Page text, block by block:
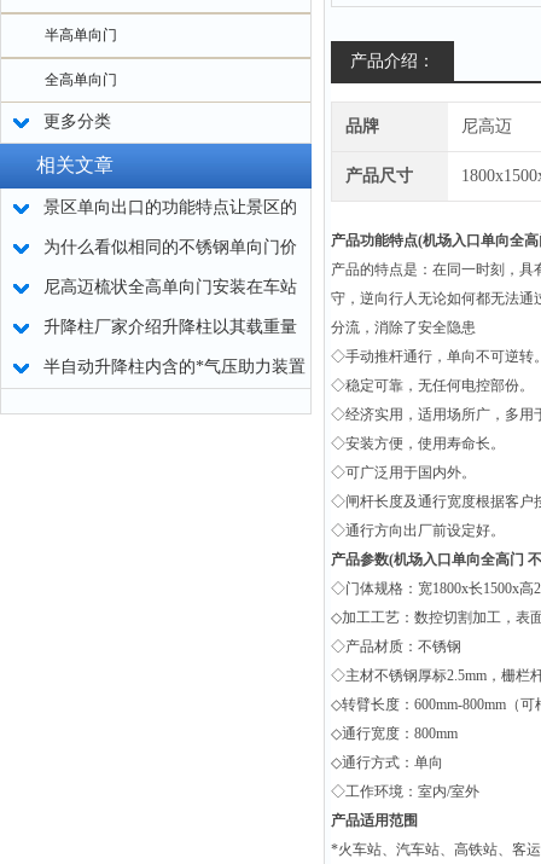
半高单向门
全高单向门
更多分类
相关文章
景区单向出口的功能特点让景区的
行人出入口管理更加便捷
为什么看似相同的不锈钢单向门价
格迥异？
尼高迈梳状全高单向门安装在车站
出口安全又实用
升降柱厂家介绍升降柱以其载重量
大、使用寿命长等优点
半自动升降柱内含的*气压助力装置
产品介绍：
品牌 尼高迈
产品尺寸
产品功能特点(机场入口单向全
产品的特点是：在同一时刻，
守，逆向行人无论如何都无法通
分流，消除了安全隐患
◇手动推杆通行，单向不可逆转
◇稳定可靠，无任何电控部份。
◇经济实用，适用场所广，多用
◇安装方便，使用寿命长。
◇可广泛用于国内外。
◇闸杆长度及通行宽度根据客户
◇通行方向出厂前设定好。
产品参数(机场入口单向全高门
◇门体规格：宽1800x长1500x高
◇加工工艺：数控切割加工，表
◇产品材质：不锈钢
◇主材不锈钢厚标2.5mm，栅栏
◇转臂长度：600mm-800mm（
◇通行宽度：800mm
◇通行方式：单向
◇工作环境：室内/室外
产品适用范围
*火车站、汽车站、高铁站、客